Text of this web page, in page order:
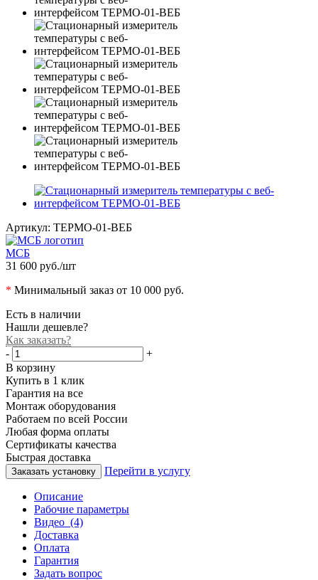
Артикул: ТЕРМО-01-ВЕБ
МСБ
31 600 руб./шт
* Минимальный заказ от 10 000 руб.
Есть в наличии
Нашли дешевле?
Как заказать?
-
+
В корзину
Купить в 1 клик
Гарантия на все
Монтаж оборудования
Работаем по всей России
Любая форма оплаты
Сертификаты качества
Быстрая доставка
Заказать установку Перейти в услугу
Описание
Рабочие параметры
Видео (4)
Доставка
Оплата
Гарантия
Задать вопрос